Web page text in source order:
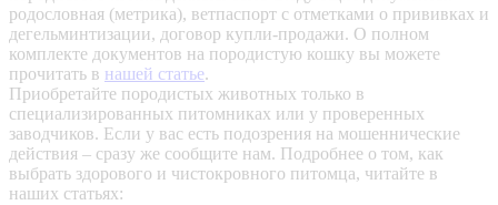
родословная (метрика), ветпаспорт с отметками о прививках и
дегельминтизации, договор купли-продажи. О полном
комплекте документов на породистую кошку вы можете
прочитать в нашей статье.
Приобретайте породистых животных только в
специализированных питомниках или у проверенных
заводчиков. Если у вас есть подозрения на мошеннические
действия – сразу же сообщите нам. Подробнее о том, как
выбрать здорового и чистокровного питомца, читайте в
наших статьях: